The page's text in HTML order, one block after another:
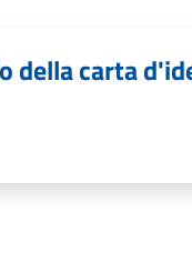
della carta